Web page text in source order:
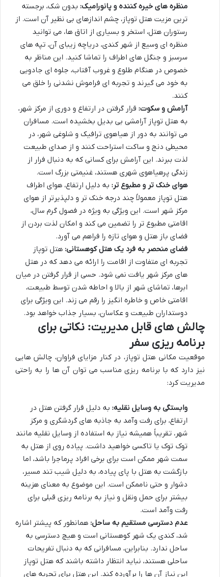
منظره های خیره کننده و پانورامیک: بدون شک، برجسته
ترین مزیت هتل توپاز، چشم اندازهای بی نظیر آن است. از
رستوران هتل، استخر و بسیاری از اتاق ها، می توانید
منظره ای وسیع از شهر کندی، دریاچه زیبای آن، تپه های
سرسبز و جنگل های اطراف را تماشا کنید. این مناظر به
خصوص در هنگام طلوع و غروب آفتاب، جلوه ای جادویی
به خود می گیرند و تجربه ای فراموش نشدنی را خلق می
کنند.
آرامش و سکوت: قرار گرفتن در ارتفاع و دوری از مرکز شهر،
به هتل توپاز آرامشی بی بدیل بخشیده است. مسافران
می توانند به دور از هیاهوی ترافیک و شلوغی شهر، در
محیطی دنج و ساکت استراحت کنند و از صدای طبیعت
لذت ببرند. این آرامش برای کسانی که به دنبال فرار از
زندگی پرهیاهوی شهری هستند، غنیمتی بزرگ است.
هوای خنک تر و مطبوع تر: به دلیل ارتفاع، هوای اطراف
هتل توپاز معمولاً چند درجه خنک تر و دلپذیرتر از هوای
مرکز شهر است. این ویژگی به ویژه در فصول گرم سال،
اقامتی مطبوع تر را تضمین می کند و امکان لذت بردن از
فضای باز هتل و هوای تازه را فراهم می آورد.
فضای منحصر به فرد یک هتل کوهستانی: هتل توپاز
تجربه ای متفاوت از اقامت را ارائه می دهد که در هتل
های مرکز شهر یافت نمی شود. حسی از قرار گرفتن در میان
ابرها، تماشای شهر از بالا و احاطه شدن توسط طبیعت،
اقامتی خاص و خاطره انگیز را رقم می زند. این ویژگی برای
دوستداران طبیعت و عکاسان، بسیار جذاب خواهد بود.
چالش های قابل مدیریت: نکاتی برای
برنامه ریزی سفر
موقعیت مکانی هتل توپاز، در کنار مزایای فراوان، چالش هایی
نیز دارد که با برنامه ریزی مناسب می توان آن ها را به راحتی
مدیریت کرد:
وابستگی به وسایل نقلیه: به دلیل قرار گرفتن هتل در
ارتفاع، برای رفت وآمد به جاذبه های گردشگری و مرکز
شهر، تقریباً همیشه نیاز به استفاده از وسایل نقلیه مانند
توک توک یا تاکسی خواهید داشت. پیاده روی از هتل به
سمت شهر ممکن است برای برخی افراد پرماجرا باشد، اما
بازگشت به هتل با پای پیاده، به دلیل شیب تند مسیر،
دشوار و حتی ناممکن است. این موضوع به معنای هزینه
بیشتر برای حمل ونقل و نیاز به برنامه ریزی قبلی برای
رفت وآمد است.
عدم دسترسی مستقیم به ساحل: همانطور که پیشتر اشاره
شد، کندی یک شهر کوهستانی است و هیچ دسترسی به
ساحل ندارد. بنابراین، مسافرانی که به دنبال تفریحات
ساحلی هستند، نباید انتظار داشته باشند که هتل توپاز
این نیاز آن ها را برآورده کند. این هتل برای تجربه های